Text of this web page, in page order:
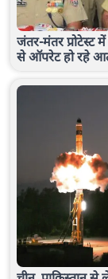
जंतर-मंतर प्रोटेस्ट
से ऑपरेट हो रहे